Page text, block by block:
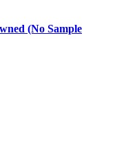
(No Sample